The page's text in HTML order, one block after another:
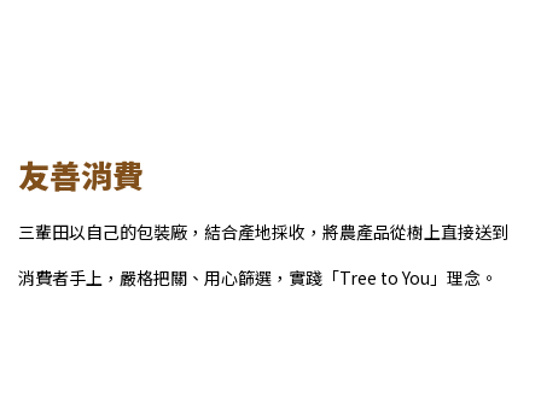
友善消費
三輩田以自己的包裝廠，結合產地採收，將農產品從樹上直接送到
消費者手上，嚴格把關、用心篩選，實踐「Tree to You」理念。